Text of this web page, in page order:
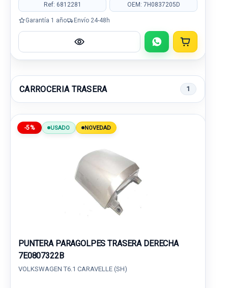
Ref: 6812281 OEM: 7H0837205D
Garantía 1 año Envío 24-48h
CARROCERIA TRASERA 1
-5% USADO NOVEDAD
PUNTERA PARAGOLPES TRASERA DERECHA
7E0807322B
VOLKSWAGEN T6.1 CARAVELLE (SH)